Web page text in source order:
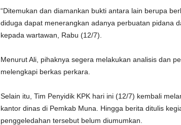
“Ditemukan dan diamankan bukti antara lain berupa
diduga dapat menerangkan adanya perbuatan pidana
kepada wartawan, Rabu (12/7).
Menurut Ali, pihaknya segera melakukan analisis dan
melengkapi berkas perkara.
Selain itu, Tim Penyidik KPK hari ini (12/7) kembali
kantor dinas di Pemkab Muna. Hingga berita ditulis
penggeledahan tersebut belum diumumkan.